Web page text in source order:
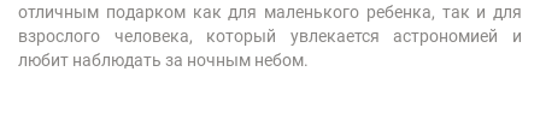
отличным подарком как для маленького ребенка, так и для
взрослого человека, который увлекается астрономией и
любит наблюдать за ночным небом.